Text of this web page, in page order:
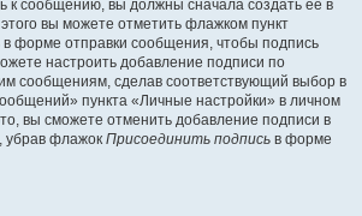
к сообщению, вы должны сначала создать её в
вы можете отметить флажком пункт
в форме отправки сообщения, чтобы подпись
настроить добавление подписи по
сообщениям, сделав соответствующий выбор в
пункта «Личные настройки» в личном
вы сможете отменить добавление подписи в
убрав флажок Присоединить подпись в форме